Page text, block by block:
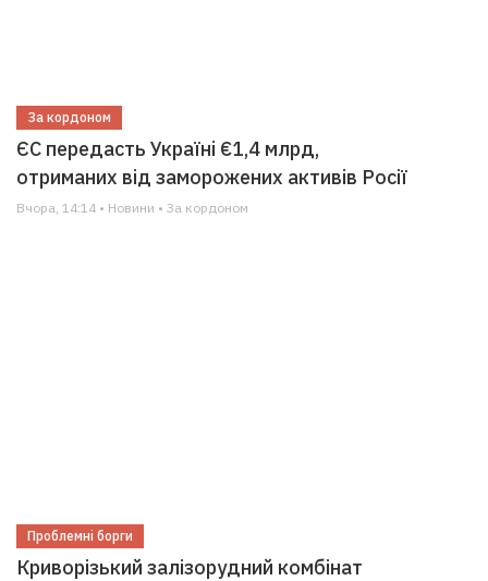
За кордоном
ЄС передасть Україні €1,4 млрд,
отриманих від заморожених активів Росії
Вчора, 14:14 • Новини • За кордоном
Проблемні борги
Криворізький залізорудний комбінат